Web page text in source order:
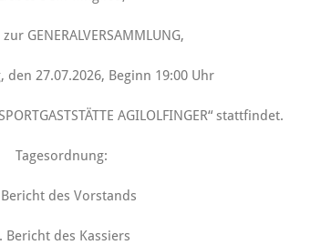
GENERALVERSAMMLUNG,
den 27.07.2026, Beginn 19:00 Uhr
AGILOLFINGER“ stattfindet.
Tagesordnung:
des Vorstands
Bericht des Kassiers